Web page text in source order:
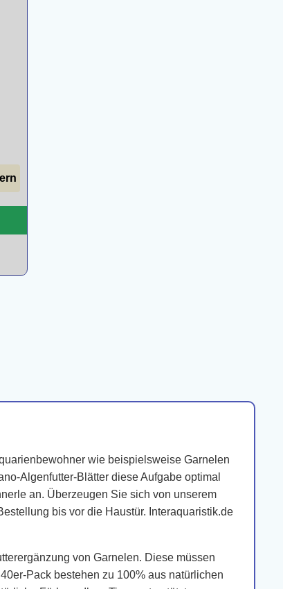
wie beispielsweise Garnelen
Algenfutter-Blätter diese Aufgabe optimal
an. Überzeugen Sie sich von unserem
bis vor die Haustür. Interaquaristik.de
von Garnelen. Diese müssen
Pack bestehen zu 100% aus natürlichen